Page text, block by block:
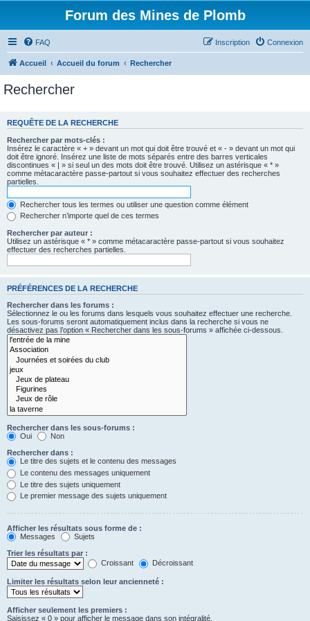
Forum des Mines de Plomb
FAQ Connexion
Inscription
Accueil Accueil du forum Rechercher
Rechercher
REQUÊTE DE LA RECHERCHE
Rechercher par mots-clés :
Insérez le caractère « + » devant un mot qui doit être trouvé et « - » devant un mot qui
doit être ignoré. Insérez une liste de mots séparés entre des barres verticales
discontinues « | » si seul un des mots doit être trouvé. Utilisez un astérisque « * »
comme métacaractère passe-partout si vous souhaitez effectuer des recherches
partielles.
Rechercher tous les termes ou utiliser une question comme élément
Rechercher n’importe quel de ces termes
Rechercher par auteur :
Utilisez un astérisque « * » comme métacaractère passe-partout si vous souhaitez
effectuer des recherches partielles.
PRÉFÉRENCES DE LA RECHERCHE
Rechercher dans les forums :
Sélectionnez le ou les forums dans lesquels vous souhaitez effectuer une recherche.
Les sous-forums seront automatiquement inclus dans la recherche si vous ne
désactivez pas l’option « Rechercher dans les sous-forums » affichée ci-dessous.
Rechercher dans les sous-forums :
Oui
Non
Rechercher dans :
Le titre des sujets et le contenu des messages
Le contenu des messages uniquement
Le titre des sujets uniquement
Le premier message des sujets uniquement
Afficher les résultats sous forme de :
Messages
Sujets
Trier les résultats par :
Croissant
Décroissant
Limiter les résultats selon leur ancienneté :
Afficher seulement les premiers :
Saisissez « 0 » pour afficher le message dans son intégralité.